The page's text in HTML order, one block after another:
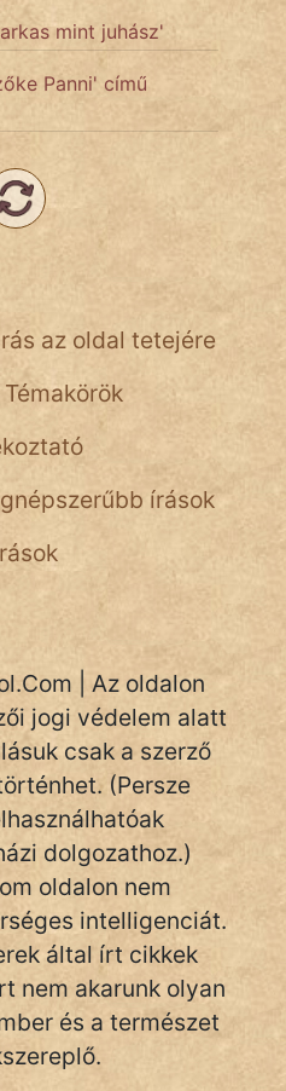
mint juhász'
Panni' című
az oldal tetejére
Témakörök
írások
| Az oldalon
jogi védelem alatt
csak a szerző
(Persze
dolgozathoz.)
oldalon nem
intelligenciát.
által írt cikkek
nem akarunk olyan
és a természet